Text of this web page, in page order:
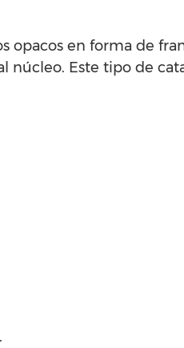
opacos en forma de
Este tipo de